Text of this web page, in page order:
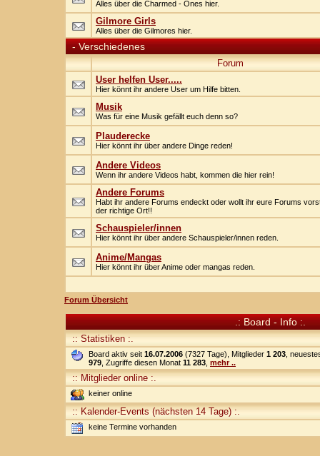
Alles über die Charmed - Ones hier.
Gilmore Girls
Alles über die Gilmores hier.
- Verschiedenes
Forum
User helfen User.....
Hier könnt ihr andere User um Hilfe bitten.
Musik
Was für eine Musik gefällt euch denn so?
Plauderecke
Hier könnt ihr über andere Dinge reden!
Andere Videos
Wenn ihr andere Videos habt, kommen die hier rein!
Andere Forums
Habt ihr andere Forums endeckt oder wollt ihr eure Forums
der richtige Ort!!
Schauspieler/innen
Hier könnt ihr über andere Schauspieler/innen reden.
Anime/Mangas
Hier könnt ihr über Anime oder mangas reden.
Forum Übersicht
.: Board - Info :.
:: Statistiken :.
Board aktiv seit 16.07.2006 (7327 Tage), Mitglieder 1 203 ,
979 , Zugriffe diesen Monat 11 283 mehr ..
:: Mitglieder online :.
keiner online
:: Kalender-Events (nächsten 14 Tage) :.
keine Termine vorhanden